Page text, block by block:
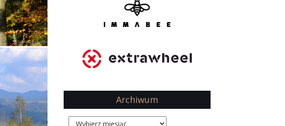
Archiwum
Archiwum